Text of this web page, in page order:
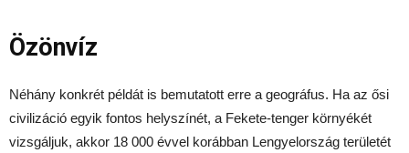
Özönvíz
Néhány konkrét példát is bemutatott erre a geográfus. Ha az ősi
civilizáció egyik fontos helyszínét, a Fekete-tenger környékét
vizsgáljuk, akkor 18 000 évvel korábban Lengyelország területét